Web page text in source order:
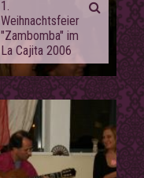
1.
Weihnachtsfeier
"Zambomba" im
La Cajita 2006